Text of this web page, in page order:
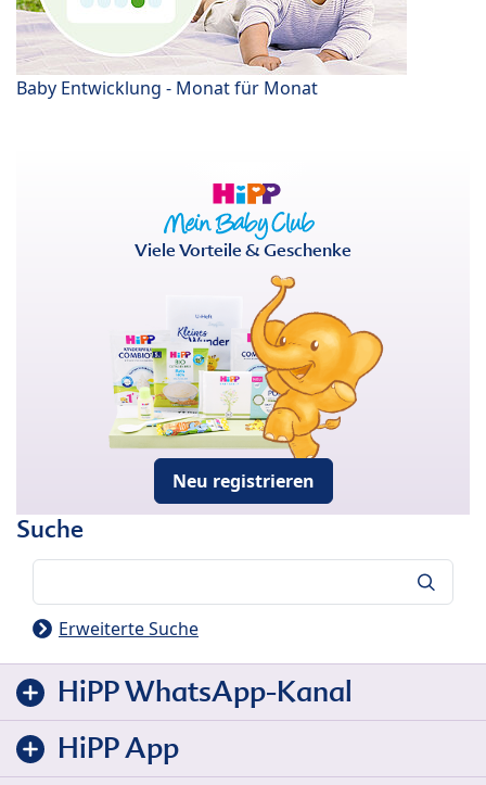
Baby Entwicklung - Monat für Monat
Viele Vorteile & Geschenke
Neu registrieren
Suche
Erweiterte Suche
HiPP WhatsApp-Kanal
HiPP App